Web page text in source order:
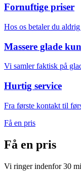
Fornuftige priser
Hos os betaler du
Massere glade
Vi samler faktisk på
Hurtig service
Fra første kontakt til
Få en pris
Få en pris
Vi ringer indenfor 30